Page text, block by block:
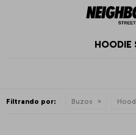
HOODIE
Filtrando por: Buzos